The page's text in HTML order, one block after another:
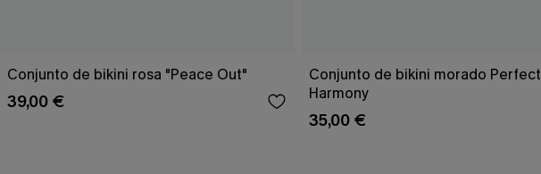
Conjunto de bikini rosa "Peace Out"
39,00 €
Conjunto de bikini morado Perfect
Harmony
35,00 €